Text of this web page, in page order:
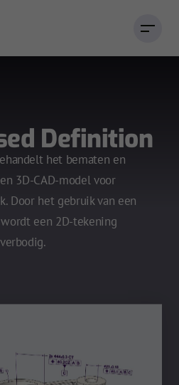
Definition
het bematen en
3D-CAD-model voor
Door het gebruik van een
een 2D-tekening